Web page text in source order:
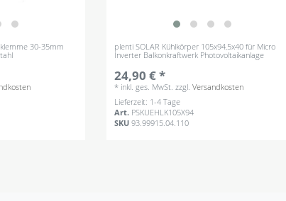
30-35mm
plenti SOLAR Kühlkörper 105x94,5x40 für Micro
Inverter Balkonkraftwerk Photovoltaikanlage
24,90 € *
* inkl. ges. MwSt. zzgl.Versandkosten
Lieferzeit: 1-4 Tage
Art. PSKUEHLK105X94
SKU93.99915.04.110